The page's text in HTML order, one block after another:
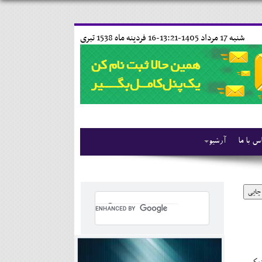
16 فردينه ماه 1538 تبری شنبه 17 مرداد 1405-13:21-
آرشیو با ما